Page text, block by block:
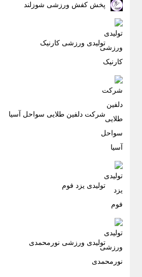
پخش کفش ورزشی شوزلند
تولیدی ورزشی کارنیک
شرکت دلفین طلایی سواحل آسیا
تولیدی یزد فوم
تولیدی ورزشی نورمحمدی